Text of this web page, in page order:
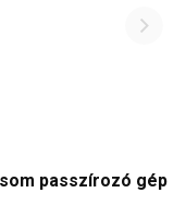
passzírozó gép